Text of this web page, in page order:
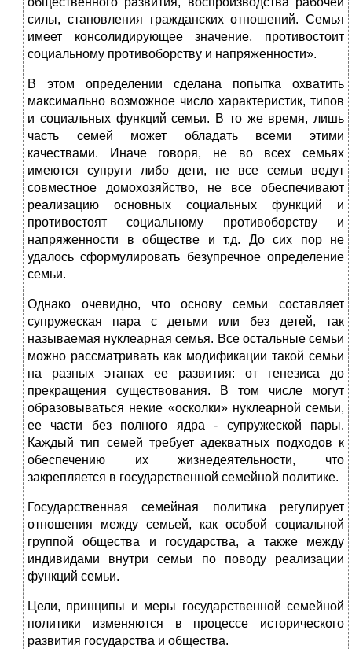
силы, становления гражданских отношений. Семья
имеет консолидирующее значение, противостоит
социальному противоборству и напряженности».
В этом определении сделана попытка охватить
максимально возможное число характеристик, типов
и социальных функций семьи. В то же время, лишь
часть семей может обладать всеми этими
качествами. Иначе говоря, не во всех семьях
имеются супруги либо дети, не все семьи ведут
совместное домохозяйство, не все обеспечивают
реализацию основных социальных функций и
противостоят социальному противоборству и
напряженности в обществе и т.д. До сих пор не
удалось сформулировать безупречное определение
семьи.
Однако очевидно, что основу семьи составляет
супружеская пара с детьми или без детей, так
называемая нуклеарная семья. Все остальные семьи
можно рассматривать как модификации такой семьи
на разных этапах ее развития: от генезиса до
прекращения существования. В том числе могут
образовываться некие «осколки» нуклеарной семьи,
ее части без полного ядра - супружеской пары.
Каждый тип семей требует адекватных подходов к
обеспечению их жизнедеятельности, что
закрепляется в государственной семейной политике.
Государственная семейная политика регулирует
отношения между семьей, как особой социальной
группой общества и государства, а также между
индивидами внутри семьи по поводу реализации
функций семьи.
Цели, принципы и меры государственной семейной
политики изменяются в процессе исторического
развития государства и общества.